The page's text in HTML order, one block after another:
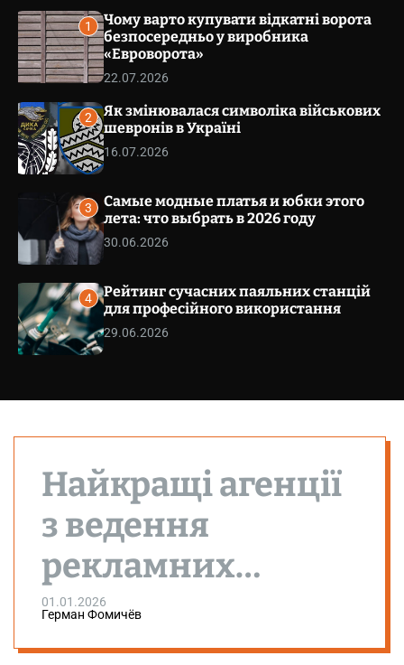
v
e
o
m
u
a
a
s
W
i
d
e
t
1
Чому варто купувати відкатні ворота
безпосередньо у виробника
«Евроворота»
22.07.2026
2
Як змінювалася символіка військових
шевронів в Україні
16.07.2026
3
Самые модные платья и юбки этого
лета: что выбрать в 2026 году
30.06.2026
4
Рейтинг сучасних паяльних станцій
для професійного використання
29.06.2026
Найкращі агенції
з ведення
рекламних
кабінетів та
управління
01.01.2026
Герман Фомичёв